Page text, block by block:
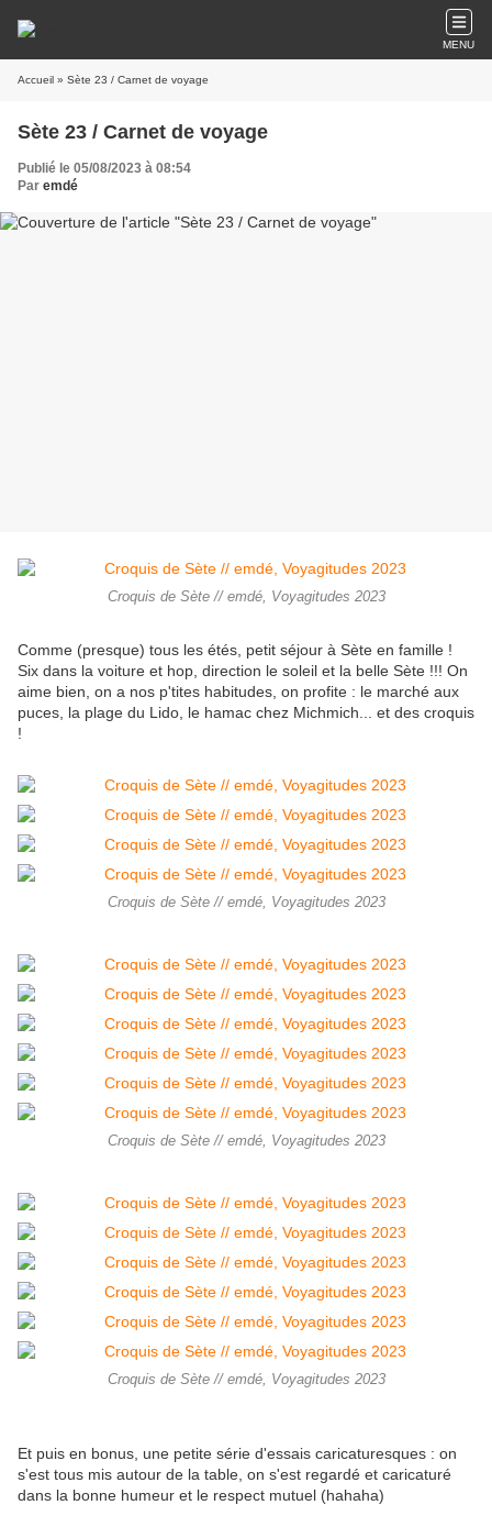
MENU
Accueil » Sète 23 / Carnet de voyage
Sète 23 / Carnet de voyage
Publié le 05/08/2023 à 08:54
Par emdé
Croquis de Sète // emdé, Voyagitudes 2023
Comme (presque) tous les étés, petit séjour à Sète en famille !
Six dans la voiture et hop, direction le soleil et la belle Sète !!! On
aime bien, on a nos p'tites habitudes, on profite : le marché aux
puces, la plage du Lido, le hamac chez Michmich... et des croquis
!
Croquis de Sète // emdé, Voyagitudes 2023
Croquis de Sète // emdé, Voyagitudes 2023
Croquis de Sète // emdé, Voyagitudes 2023
Et puis en bonus, une petite série d'essais caricaturesques : on
s'est tous mis autour de la table, on s'est regardé et caricaturé
dans la bonne humeur et le respect mutuel (hahaha)